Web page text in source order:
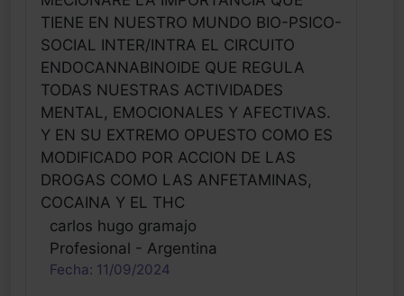
TIENE EN NUESTRO MUNDO BIO-PSICO-
SOCIAL INTER/INTRA EL CIRCUITO
ENDOCANNABINOIDE QUE REGULA
TODAS NUESTRAS ACTIVIDADES
MENTAL, EMOCIONALES Y AFECTIVAS.
Y EN SU EXTREMO OPUESTO COMO ES
MODIFICADO POR ACCION DE LAS
DROGAS COMO LAS ANFETAMINAS,
COCAINA Y EL THC
carlos hugo gramajo
Profesional - Argentina
Fecha: 11/09/2024